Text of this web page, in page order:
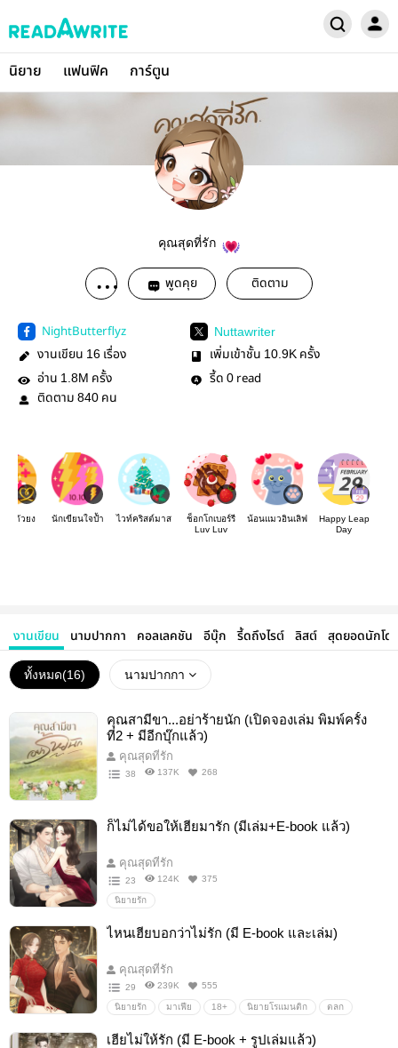
นิยาย แฟนฟิค การ์ตูน
คุณสุดที่รัก
พูดคุย ติดตาม
NightButterflyz Nuttawriter
งานเขียน 16 เรื่อง เพิ่มเข้าชั้น 10.9K ครั้ง
อ่าน 1.8M ครั้ง รี้ด 0 read
ติดตาม 840 คน
านตัวยง นักเขียนใจป้ำ ไวท์คริสต์มาส
ช็อกโกเบอร์รี
Luv Luv
น้อนแมวอินเลิฟ
Happy Leap
Day
งานเขียน นามปากกา คอลเลคชัน อีบุ๊ก รี้ดถึงไรต์ ลิสต์ สุดยอดนักโด
ทั้งหมด(16) นามปากกา
คุณสามีขา...อย่าร้ายนัก (เปิดจองเล่ม พิมพ์ครั้ง
ที่2 + มีอีกบุ๊กแล้ว)
คุณสุดที่รัก
38 137K 268
ก็ไม่ได้ขอให้เฮียมารัก (มีเล่ม+E-book แล้ว)
คุณสุดที่รัก
23 124K 375
นิยายรัก
ไหนเฮียบอกว่าไม่รัก (มี E-book และเล่ม)
คุณสุดที่รัก
29 239K 555
นิยายรัก มาเฟีย 18+ นิยายโรแมนติก ตลก
เฮียไม่ให้รัก (มี E-book + รูปเล่มแล้ว)